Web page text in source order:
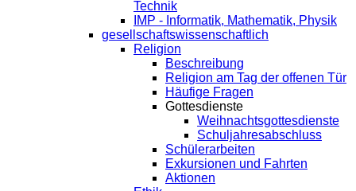
Technik
IMP - Informatik, Mathematik, Physik
gesellschaftswissenschaftlich
Religion
Beschreibung
Religion am Tag der offenen Tür
Häufige Fragen
Gottesdienste
Weihnachtsgottesdienste
Schuljahresabschluss
Schülerarbeiten
Exkursionen und Fahrten
Aktionen